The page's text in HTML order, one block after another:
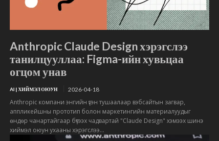
Anthropic Claude Design хэрэгслээ
танилцууллаа: Figma-ийн хувьцаа
огцом унав
AI | ХИЙМЭЛ ОЮУН 2026-04-18
Anthropic компани энгийн үгэн тушаалаар вэбсайтын загвар,
аппликейшны прототип болон маркетингийн материалуудыг
өндөр чанартайгаар бүтээх чадвартай "Claude Design" хэмээх шинэ
хиймэл оюун ухааны хэрэгслээ...